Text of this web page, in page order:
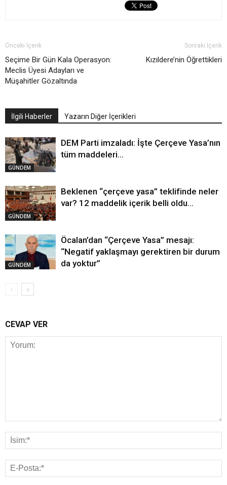
Önceki İçerik
Seçime Bir Gün Kala Operasyon:
Meclis Üyesi Adayları ve
Müşahitler Gözaltında
Sonraki İçerik
Kızıldere’nin Öğrettikleri
İlgili Haberler Yazarın Diğer İçerikleri
GÜNDEM
DEM Parti imzaladı: İşte Çerçeve Yasa’nın
tüm maddeleri…
GÜNDEM
Beklenen “çerçeve yasa” teklifinde neler
var? 12 maddelik içerik belli oldu…
GÜNDEM
Öcalan’dan “Çerçeve Yasa” mesajı:
“Negatif yaklaşmayı gerektiren bir durum
da yoktur”
CEVAP VER